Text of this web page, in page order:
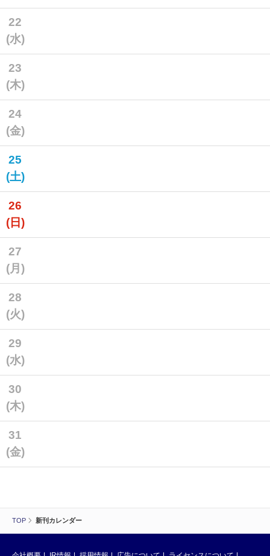
TOP 新刊カレンダー
22
(水)
23
(木)
24
(金)
25
(土)
26
(日)
27
(月)
28
(火)
29
(水)
30
(木)
31
(金)